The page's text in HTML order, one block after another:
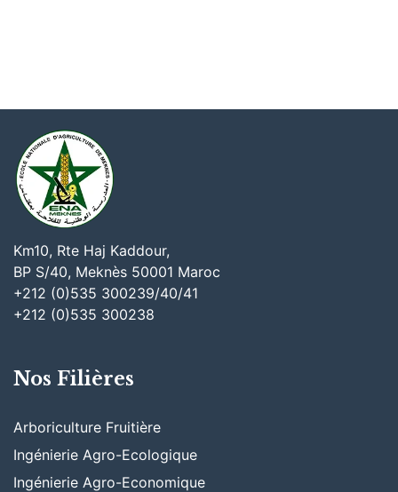
Km10, Rte Haj Kaddour,
BP S/40, Meknès 50001 Maroc
+212 (0)535 300239/40/41
+212 (0)535 300238
Nos Filières
Arboriculture Fruitière
Ingénierie Agro-Ecologique
Ingénierie Agro-Economique